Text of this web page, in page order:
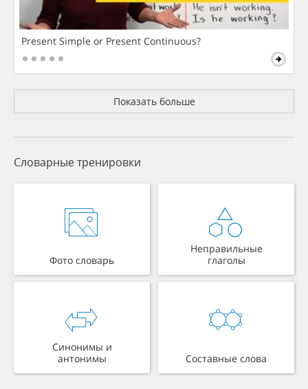
Present Simple or Present Continuous?
Показать больше
Словарные тренировки
Фото словарь
Неправильные
глаголы
Синонимы и
антонимы
Составные слова